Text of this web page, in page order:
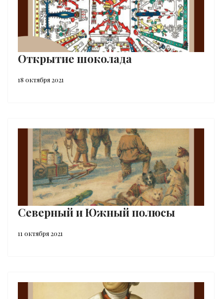
Открытие шоколада
18 октября 2021
Северный и Южный полюсы
11 октября 2021